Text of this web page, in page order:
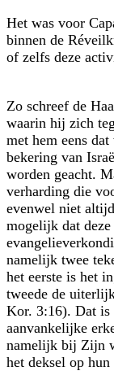
Het was voor
binnen de
of zelfs deze
Zo schreef de
waarin hij zich
met hem eens
bekering van
worden geacht.
verharding die
evenwel niet
mogelijk dat
namelijk twee
het eerste is het
tweede de
Kor. 3:16). Dat is
aanvankelijke
namelijk bij Zijn
het deksel op